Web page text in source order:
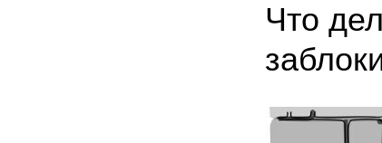
Что